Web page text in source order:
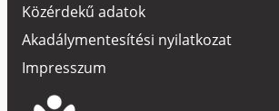
Közérdekű adatok
Akadálymentesítési nyilatkozat
Impresszum